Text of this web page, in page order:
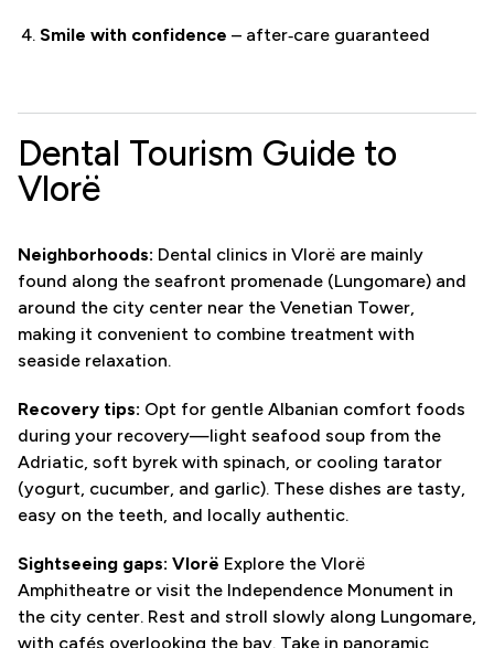
Smile with confidence – after‑care guaranteed
Dental Tourism Guide to
Vlorë
Neighborhoods: Dental clinics in Vlorë are mainly
found along the seafront promenade (Lungomare) and
around the city center near the Venetian Tower,
making it convenient to combine treatment with
seaside relaxation.
Recovery tips: Opt for gentle Albanian comfort foods
during your recovery—light seafood soup from the
Adriatic, soft byrek with spinach, or cooling tarator
(yogurt, cucumber, and garlic). These dishes are tasty,
easy on the teeth, and locally authentic.
Sightseeing gaps: Vlorë Explore the Vlorë
Amphitheatre or visit the Independence Monument in
the city center. Rest and stroll slowly along Lungomare,
with cafés overlooking the bay. Take in panoramic